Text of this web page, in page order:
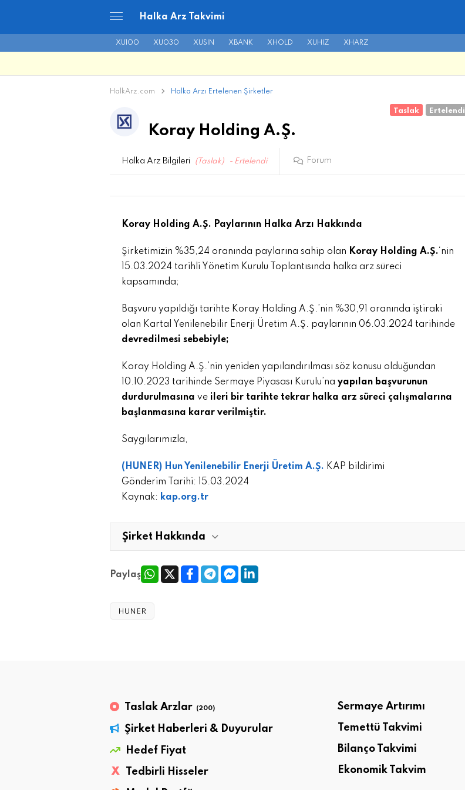
Halka Arz Takvimi
XU100 XU030 XUSIN XBANK XHOLD XUHIZ XHARZ
HalkArz.com Halka Arzı Ertelenen Şirketler
Ertelendi
Taslak
Koray Holding A.Ş.
Halka Arz Bilgileri (Taslak) - Ertelendi Forum
Koray Holding A.Ş. Paylarının Halka Arzı Hakkında
Şirketimizin %35,24 oranında paylarına sahip olan Koray Holding A.Ş.‘nin
15.03.2024 tarihli Yönetim Kurulu Toplantısında halka arz süreci
kapsamında;
Başvuru yapıldığı tarihte Koray Holding A.Ş.’nin %30,91 oranında iştiraki
olan Kartal Yenilenebilir Enerji Üretim A.Ş. paylarının 06.03.2024 tarihinde
devredilmesi sebebiyle;
Koray Holding A.Ş.’nin yeniden yapılandırılması söz konusu olduğundan
10.10.2023 tarihinde Sermaye Piyasası Kurulu’na yapılan başvurunun
durdurulmasına ve ileri bir tarihte tekrar halka arz süreci çalışmalarına
başlanmasına karar verilmiştir.
Saygılarımızla,
(HUNER) Hun Yenilenebilir Enerji Üretim A.Ş. KAP bildirimi
Gönderim Tarihi: 15.03.2024
Kaynak: kap.org.tr
Şirket Hakkında
Paylaş
HUNER
Taslak Arzlar (200)
Şirket Haberleri & Duyurular
Hedef Fiyat
X
Tedbirli Hisseler
Sermaye Artırımı
Temettü Takvimi
Bilanço Takvimi
Ekonomik Takvim